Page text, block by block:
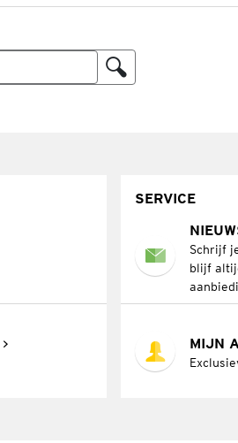
SERVICE
Schrijf
blijf
MIJN